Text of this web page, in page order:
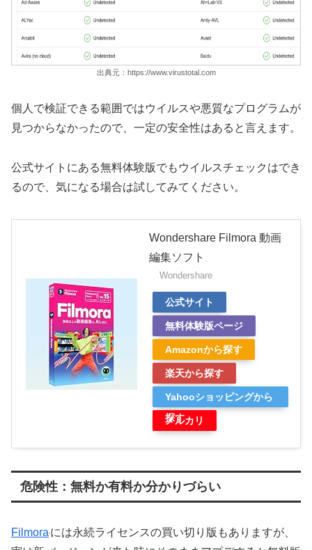
出典元：https://www.virustotal.com
個人で検証できる範囲ではウイルスや悪質なプログラムが
見つからなかったので、一定の安全性はあると言えます。
公式サイトにある無料体験版でもウイルスチェックはでき
るので、気になる場合は試してみてください。
Wondershare Filmora 動画
編集ソフト
Wondershare
公式サイト
無料体験版ページ
Amazonから探す
楽天から探す
Yahooショッピングから
探す
メルカリ
危険性：無料か有料か分かりづらい
Filmora には永続ライセンスの買い切り版もありますが、